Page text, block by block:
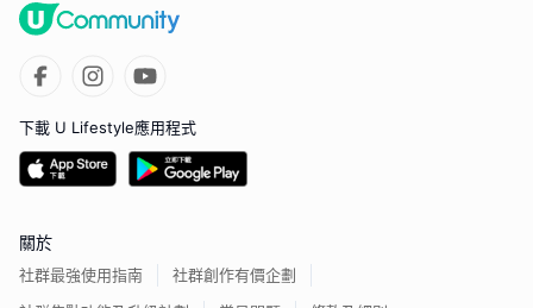
下載 U Lifestyle應用程式
關於
社群最強使用指南
社群創作有價企劃